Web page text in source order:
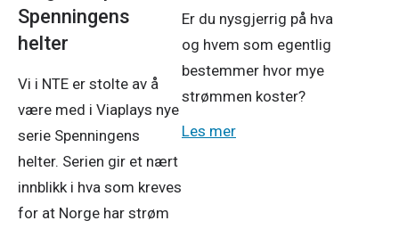
Spenningens
helter
Vi i NTE er stolte av å
være med i Viaplays nye
serie Spenningens
helter. Serien gir et nært
innblikk i hva som kreves
for at Norge har strøm
Er du nysgjerrig på hva
og hvem som egentlig
bestemmer hvor mye
strømmen koster?
Les mer